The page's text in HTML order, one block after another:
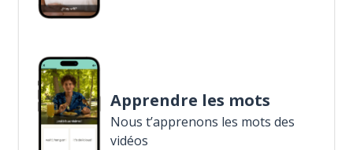
Apprendre les mots
Nous t’apprenons les mots des
vidéos